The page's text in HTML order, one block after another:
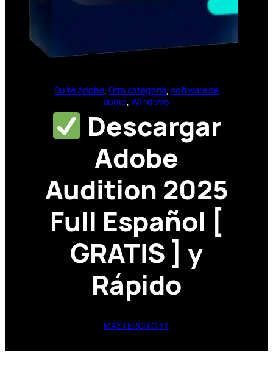
Suite Adobe, Otra categoría, software de
audio, Windows
Descargar
Adobe
Audition 2025
Full Español [
GRATIS ] y
Rápido
MASTERCITO YT